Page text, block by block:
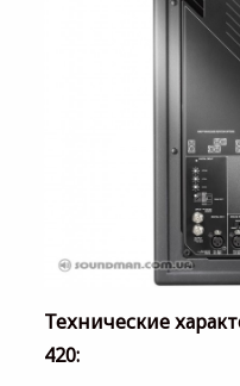
Технические
420: